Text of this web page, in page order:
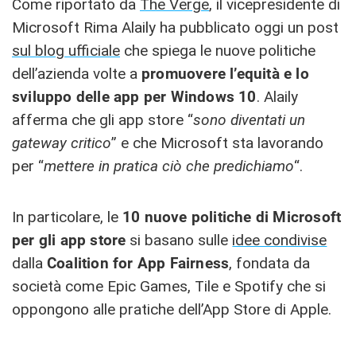
Come riportato da The Verge, il vicepresidente di
Microsoft Rima Alaily ha pubblicato oggi un post
sul blog ufficiale che spiega le nuove politiche
dell’azienda volte a promuovere l’equità e lo
sviluppo delle app per Windows 10. Alaily
afferma che gli app store “sono diventati un
gateway critico” e che Microsoft sta lavorando
per “mettere in pratica ciò che predichiamo“.
In particolare, le 10 nuove politiche di Microsoft
per gli app store si basano sulle idee condivise
dalla Coalition for App Fairness, fondata da
società come Epic Games, Tile e Spotify che si
oppongono alle pratiche dell’App Store di Apple.